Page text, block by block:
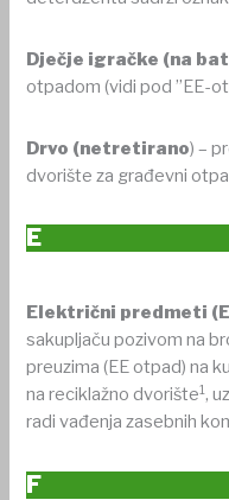
Dječje igračke (na
otpadom (vidi pod ”EE-
Drvo (netretirano) –
dvorište za građevni
E
Električni predmeti
sakupljaču pozivom na
preuzima (EE otpad) na
na reciklažno dvorište1,
radi vađenja zasebnih
F